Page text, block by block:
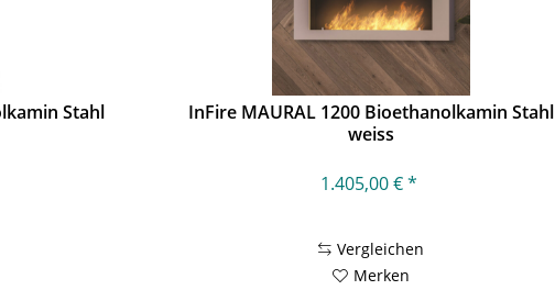
Stahl
InFire MAURAL 1200 Bioethanolkamin Stahl
weiss
1.405,00 € *
Vergleichen
Merken